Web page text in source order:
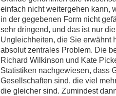
einfach nicht weitergehen kann,
in der gegebenen Form nicht
sehr dringend, und das ist nur
Ungleichheiten, die Sie erwähnt
absolut zentrales Problem. Die
Richard Wilkinson und Kate
Statistiken nachgewiesen, dass
Gesellschaften sind, die viel
die gleicher sind. Zumindest